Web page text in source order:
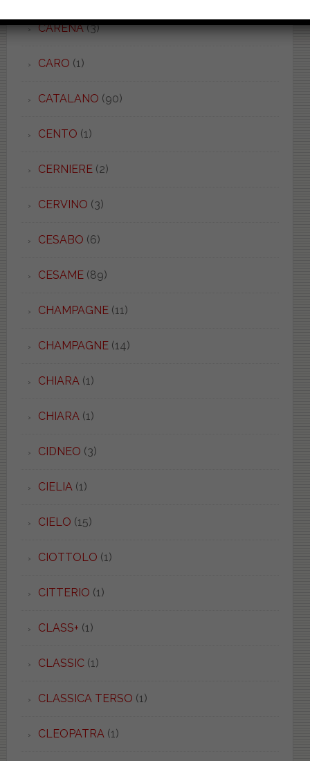
CARENA(3)
CARO (1)
CATALANO (90)
CENTO (1)
CERNIERE(2)
CERVINO (3)
CESABO (6)
CESAME(89)
CHAMPAGNE(11)
CHAMPAGNE(14)
CHIARA (1)
CHIARA (1)
CIDNEO (3)
CIELIA (1)
CIELO (15)
CIOTTOLO (1)
CITTERIO (1)
CLASS+ (1)
CLASSIC(1)
CLASSICA TERSO (1)
CLEOPATRA (1)